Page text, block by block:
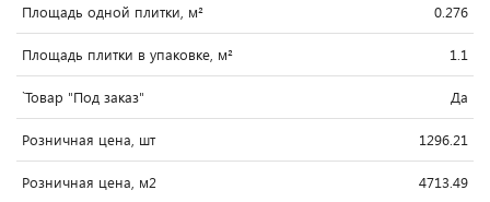
Площадь одной плитки, м² 0.276
Площадь плитки в упаковке, м² 1.1
`Товар "Под заказ" Да
Розничная цена, шт 1296.21
Розничная цена, м2 4713.49